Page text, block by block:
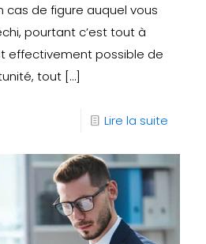
cas de figure auquel vous
pourtant c’est tout à
effectivement possible de
tout […]
Lire la suite